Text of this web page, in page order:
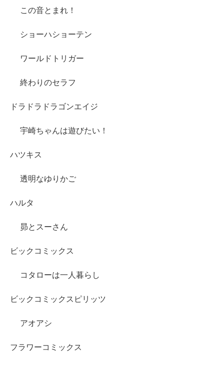
この音とまれ！
ショーハショーテン
ワールドトリガー
終わりのセラフ
ドラドラドラゴンエイジ
宇崎ちゃんは遊びたい！
ハツキス
透明なゆりかご
ハルタ
昴とスーさん
ビックコミックス
コタローは一人暮らし
ビックコミックスピリッツ
アオアシ
フラワーコミックス